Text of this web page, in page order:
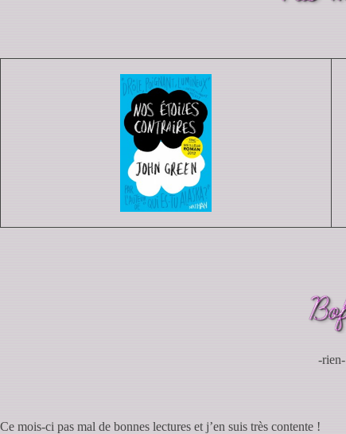
-rien-
Ce mois-ci pas mal de bonnes lectures et j’en suis très contente !